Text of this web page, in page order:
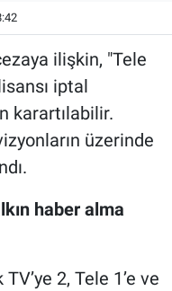
ilişkin, "Tele
iptal
karartılabilir.
üzerinde
haber alma
2, Tele 1’e ve